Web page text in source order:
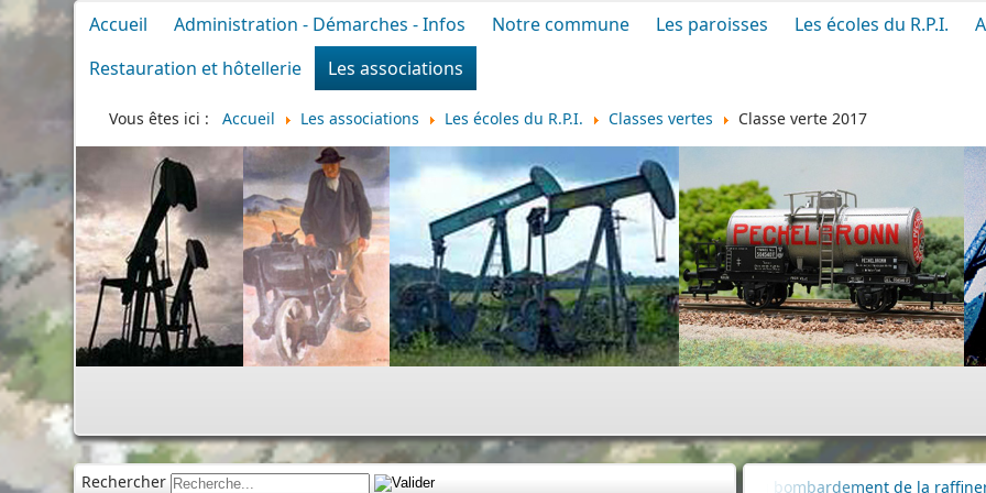
Accueil Administration - Démarches - Infos Notre commune Les paroisses Les écoles du R.P.I.
Restauration et hôtellerie
Les associations
Vous êtes ici : Accueil Les associations Les écoles du R.P.I. Classes vertes Classe verte 2017
Rechercher
Cimetière | Infos divers Commémoration 80e anniversaire du bombardement de la raffinerie de pétrole